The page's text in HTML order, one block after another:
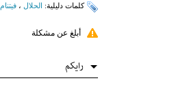
کلمات دلیلیة: الحلال ، فيتنام
أبلغ عن مشكلة
رایکم